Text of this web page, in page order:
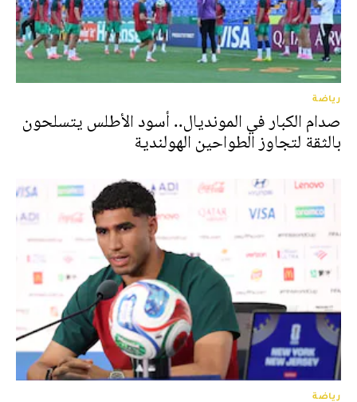
رياضة
صدام الكبار في المونديال.. أسود الأطلس يتسلحون
بالثقة لتجاوز الطواحين الهولندية
رياضة